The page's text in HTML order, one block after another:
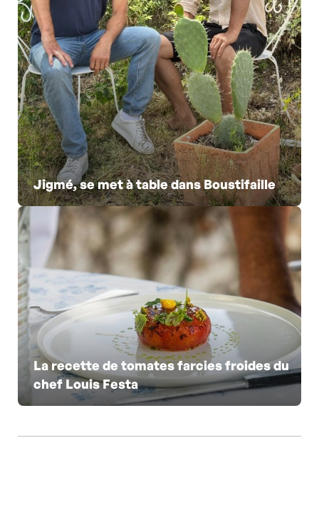
Jigmé, se met à table dans Boustifaille
La recette de tomates farcies froides du
chef Louis Festa